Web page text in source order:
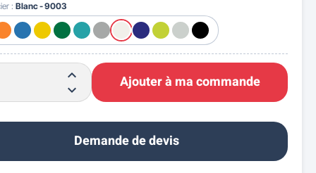
:Blanc - 9003
Ajouter à ma commande
Demande de devis